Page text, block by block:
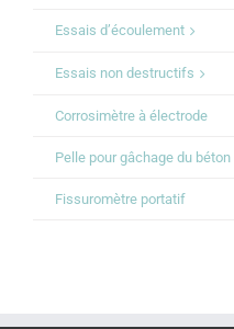
Essais d’écoulement
Essais non destructifs
Corrosimètre à électrode
Pelle pour gâchage du béton
Fissuromètre portatif